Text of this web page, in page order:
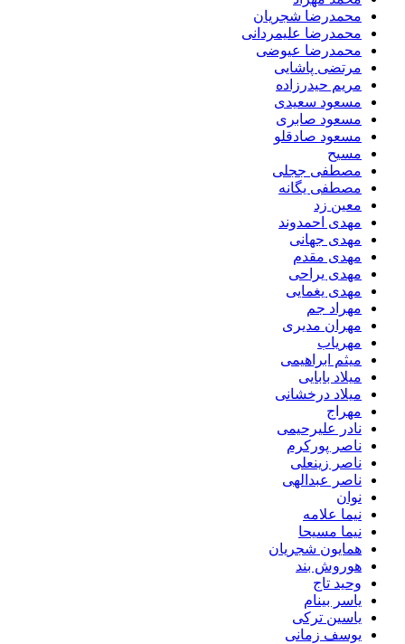
محمدرضا شجریان
محمدرضا علیمردانی
محمدرضا عیوضی
مرتضی پاشایی
مریم حیدرزاده
مسعود سعیدی
مسعود صابری
مسعود صادقلو
مسیح
مصطفی ججلی
مصطفی یگانه
معین زد
مهدی احمدوند
مهدی جهانی
مهدی مقدم
مهدی یراحی
مهدی یغمایی
مهراد جم
مهران مدیری
مهریاب
میثم ابراهیمی
میلاد بابایی
میلاد درخشانی
مهراج
نادر علیرحیمی
ناصر پورکرم
ناصر زینعلی
ناصر عبدالهی
نوان
نیما علامه
نیما مسیحا
همایون شجریان
هوروش بند
وحید تاج
یاسر بینام
یاسین ترکی
یوسف زمانی